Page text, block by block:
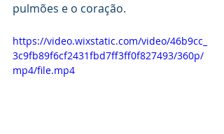
pulmões e o coração.
https://video.wixstatic.com/video/46b9cc_
3c9fb89f6cf2431fbd7ff3ff0f827493/360p/
mp4/file.mp4